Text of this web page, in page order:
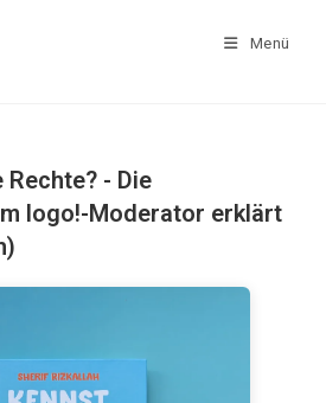
Menü
- Die
logo!-Moderator erklärt